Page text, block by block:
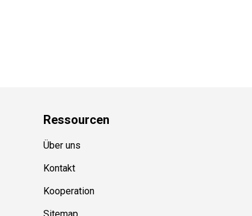
Ressourcen
Über uns
Kontakt
Kooperation